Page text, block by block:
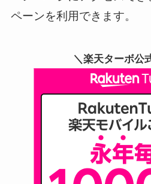
ペーンを利用できます。
＼楽天ターボ公